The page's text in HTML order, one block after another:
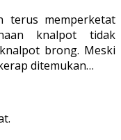
terus memperketat
knalpot tidak
brong. Meski
ditemukan…